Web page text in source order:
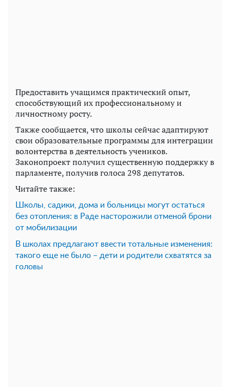
Предоставить учащимся практический опыт,
способствующий их профессиональному и
личностному росту.
Также сообщается, что школы сейчас адаптируют
свои образовательные программы для интеграции
волонтерства в деятельность учеников.
Законопроект получил существенную поддержку в
парламенте, получив голоса 298 депутатов.
Читайте также:
Школы, садики, дома и больницы могут остаться
без отопления: в Раде насторожили отменой брони
от мобилизации
В школах предлагают ввести тотальные изменения:
такого еще не было – дети и родители схватятся за
головы